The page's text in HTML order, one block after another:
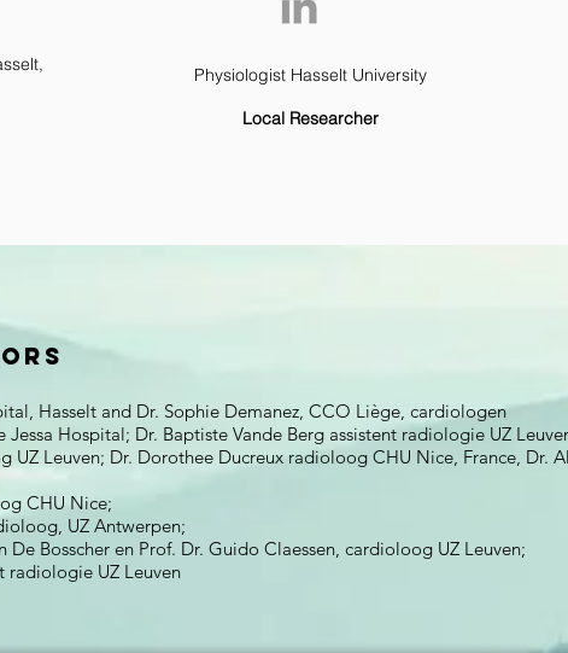
Physiologist Hasselt University
Local Researcher
Hasselt and Dr. Sophie Demanez, CCO Liège, cardiologen
Hospital; Dr. Baptiste Vande Berg assistent radiologie UZ
UZ Leuven; Dr. Dorothee Ducreux radioloog CHU Nice, France, Dr.
CHU Nice;
UZ Antwerpen;
De Bosscher en Prof. Dr. Guido Claessen, cardioloog UZ Leuven;
radiologie UZ Leuven